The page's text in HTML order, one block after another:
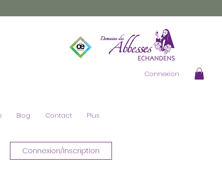
Connexion
Blog Contact Plus
Connexion/Inscription